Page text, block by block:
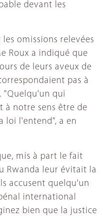
devant les
omissions relevées
Roux a indiqué que
de leurs aveux de
pas à
"Quelqu'un qui
à notre sens être de
loi l'entend", a en
mis à part le fait
Rwanda leur évitait la
accusent quelqu'un
international
bien que la justice